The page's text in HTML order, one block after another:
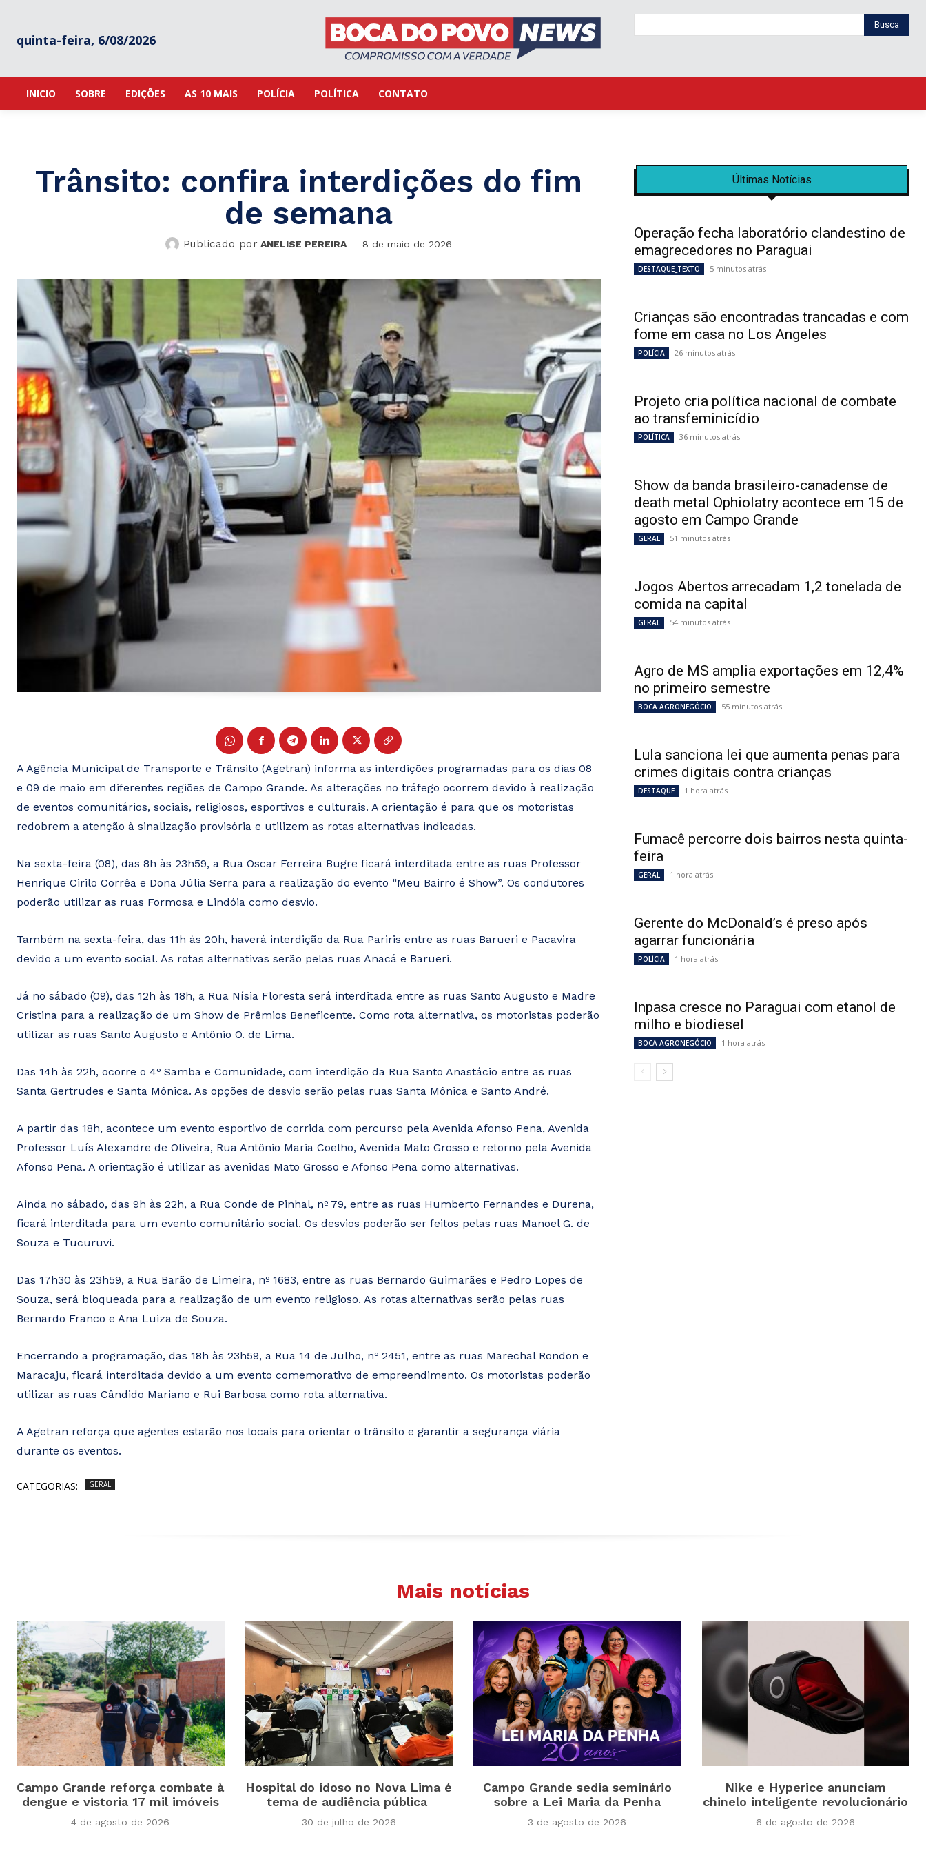
quinta-feira, 6/08/2026
Busca
INICIO SOBRE EDIÇÕES AS 10 MAIS POLÍCIA POLÍTICA CONTATO
Trânsito: confira interdições do fim
de semana
Publicado por ANELISE PEREIRA 8 de maio de 2026
A Agência Municipal de Transporte e Trânsito (Agetran) informa as interdições programadas para os dias 08
e 09 de maio em diferentes regiões de Campo Grande. As alterações no tráfego ocorrem devido à realização
de eventos comunitários, sociais, religiosos, esportivos e culturais. A orientação é para que os motoristas
redobrem a atenção à sinalização provisória e utilizem as rotas alternativas indicadas.
Na sexta-feira (08), das 8h às 23h59, a Rua Oscar Ferreira Bugre ficará interditada entre as ruas Professor
Henrique Cirilo Corrêa e Dona Júlia Serra para a realização do evento “Meu Bairro é Show”. Os condutores
poderão utilizar as ruas Formosa e Lindóia como desvio.
Também na sexta-feira, das 11h às 20h, haverá interdição da Rua Pariris entre as ruas Barueri e Pacavira
devido a um evento social. As rotas alternativas serão pelas ruas Anacá e Barueri.
Já no sábado (09), das 12h às 18h, a Rua Nísia Floresta será interditada entre as ruas Santo Augusto e Madre
Cristina para a realização de um Show de Prêmios Beneficente. Como rota alternativa, os motoristas poderão
utilizar as ruas Santo Augusto e Antônio O. de Lima.
Das 14h às 22h, ocorre o 4º Samba e Comunidade, com interdição da Rua Santo Anastácio entre as ruas
Santa Gertrudes e Santa Mônica. As opções de desvio serão pelas ruas Santa Mônica e Santo André.
A partir das 18h, acontece um evento esportivo de corrida com percurso pela Avenida Afonso Pena, Avenida
Professor Luís Alexandre de Oliveira, Rua Antônio Maria Coelho, Avenida Mato Grosso e retorno pela Avenida
Afonso Pena. A orientação é utilizar as avenidas Mato Grosso e Afonso Pena como alternativas.
Ainda no sábado, das 9h às 22h, a Rua Conde de Pinhal, nº 79, entre as ruas Humberto Fernandes e Durena,
ficará interditada para um evento comunitário social. Os desvios poderão ser feitos pelas ruas Manoel G. de
Souza e Tucuruvi.
Das 17h30 às 23h59, a Rua Barão de Limeira, nº 1683, entre as ruas Bernardo Guimarães e Pedro Lopes de
Souza, será bloqueada para a realização de um evento religioso. As rotas alternativas serão pelas ruas
Bernardo Franco e Ana Luiza de Souza.
Encerrando a programação, das 18h às 23h59, a Rua 14 de Julho, nº 2451, entre as ruas Marechal Rondon e
Maracaju, ficará interditada devido a um evento comemorativo de empreendimento. Os motoristas poderão
utilizar as ruas Cândido Mariano e Rui Barbosa como rota alternativa.
A Agetran reforça que agentes estarão nos locais para orientar o trânsito e garantir a segurança viária
durante os eventos.
CATEGORIAS: GERAL
Últimas Notícias
Operação fecha laboratório clandestino de
emagrecedores no Paraguai
DESTAQUE_TEXTO 5 minutos atrás
Crianças são encontradas trancadas e com
fome em casa no Los Angeles
POLÍCIA 26 minutos atrás
Projeto cria política nacional de combate
ao transfeminicídio
POLÍTICA 36 minutos atrás
Show da banda brasileiro-canadense de
death metal Ophiolatry acontece em 15 de
agosto em Campo Grande
GERAL 51 minutos atrás
Jogos Abertos arrecadam 1,2 tonelada de
comida na capital
GERAL 54 minutos atrás
Agro de MS amplia exportações em 12,4%
no primeiro semestre
BOCA AGRONEGÓCIO 55 minutos atrás
Lula sanciona lei que aumenta penas para
crimes digitais contra crianças
DESTAQUE 1 hora atrás
Fumacê percorre dois bairros nesta quinta-
feira
GERAL 1 hora atrás
Gerente do McDonald’s é preso após
agarrar funcionária
POLÍCIA 1 hora atrás
Inpasa cresce no Paraguai com etanol de
milho e biodiesel
BOCA AGRONEGÓCIO 1 hora atrás
Mais notícias
Campo Grande reforça combate à
dengue e vistoria 17 mil imóveis
4 de agosto de 2026
Hospital do idoso no Nova Lima é
tema de audiência pública
30 de julho de 2026
Campo Grande sedia seminário
sobre a Lei Maria da Penha
3 de agosto de 2026
Nike e Hyperice anunciam
chinelo inteligente revolucionário
6 de agosto de 2026